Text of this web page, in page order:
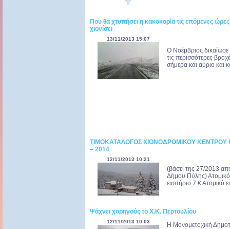
Που θα χτυπήσει η κακοκαρία τις επόμενες
χιονίσει
13/11/2013 15:07
Ο Νοέμβριος
τις περισσότερες
σήμερα και αύριο και
ΤΙΜΟΚΑΤΑΛΟΓΟΣ ΧΙΟΝΟΔΡΟΜΙΚΟΥ ΚΕΝΤΡΟΥ
– 2014
12/11/2013 10:21
(βάσει της 27/2013
Δήμου Πύλης) Ατομικό
εισιτήριο 7 € Ατομικό
Ψάχνει χορηγούς το Χ.Κ. Περτουλίου
12/11/2013 10:03
Η Μονομετοχική